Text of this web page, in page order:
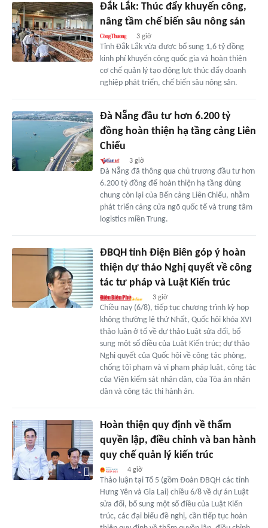
Đắk Lắk: Thúc đẩy khuyến công,
nâng tầm chế biến sâu nông sản
3 giờ
Tỉnh Đắk Lắk vừa được bổ sung 1,6 tỷ đồng
kinh phí khuyến công quốc gia và hoàn thiện
cơ chế quản lý tạo động lực thúc đẩy doanh
nghiệp phát triển, chế biến sâu nông sản.
Đà Nẵng đầu tư hơn 6.200 tỷ
đồng hoàn thiện hạ tầng cảng Liên
Chiểu
3 giờ
Đà Nẵng đã thông qua chủ trương đầu tư hơn
6.200 tỷ đồng để hoàn thiện hạ tầng dùng
chung còn lại của Bến cảng Liên Chiểu, nhằm
phát triển cảng cửa ngõ quốc tế và trung tâm
logistics miền Trung.
ĐBQH tỉnh Điện Biên góp ý hoàn
thiện dự thảo Nghị quyết về công
tác tư pháp và Luật Kiến trúc
3 giờ
Chiều nay (6/8), tiếp tục chương trình kỳ họp
không thường lệ thứ Nhất, Quốc hội khóa XVI
thảo luận ở tổ về dự thảo Luật sửa đổi, bổ
sung một số điều của Luật Kiến trúc; dự thảo
Nghị quyết của Quốc hội về công tác phòng,
chống tội phạm và vi phạm pháp luật, công tác
của Viện kiểm sát nhân dân, của Tòa án nhân
dân và công tác thi hành án.
Hoàn thiện quy định về thẩm
quyền lập, điều chỉnh và ban hành
quy chế quản lý kiến trúc
4 giờ
Thảo luận tại Tổ 5 (gồm Đoàn ĐBQH các tỉnh
Hưng Yên và Gia Lai) chiều 6/8 về dự án Luật
sửa đổi, bổ sung một số điều của Luật Kiến
trúc, các đại biểu đề nghị, cần tiếp tục hoàn